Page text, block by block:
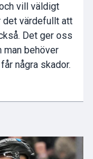
vill väldigt
det värdefullt att
Det ger oss
behöver
några skador.